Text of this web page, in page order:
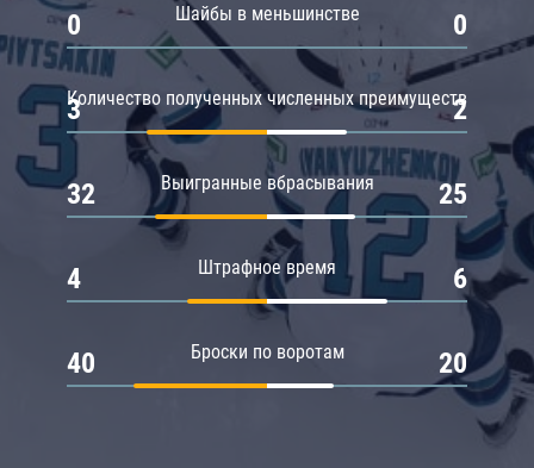
Шайбы в меньшинстве
0 0
Количество полученных численных преимуществ
3 2
Выигранные вбрасывания
32 25
Штрафное время
4 6
Броски по воротам
40 20